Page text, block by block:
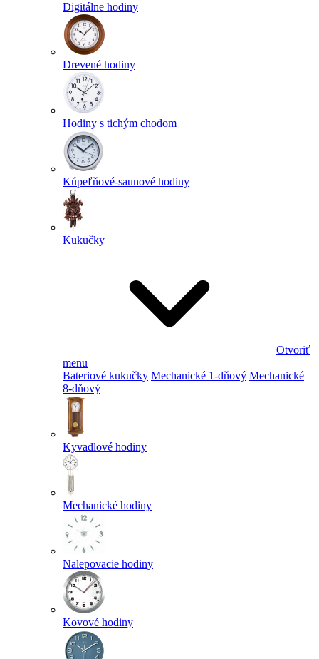
Digitálne hodiny
Drevené hodiny
Hodiny s tichým chodom
Kúpeľňové-saunové hodiny
Kukučky
Otvoriť
menu
Bateriové kukučky Mechanické 1-dňový Mechanické
8-dňový
Kyvadlové hodiny
Mechanické hodiny
Nalepovacie hodiny
Kovové hodiny